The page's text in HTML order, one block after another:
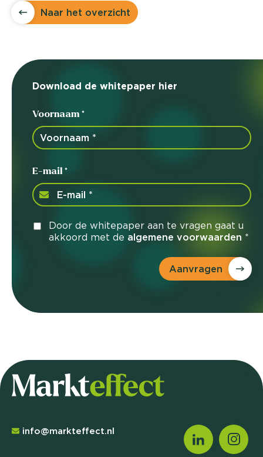
Naar het overzicht
Download de whitepaper hier
Voornaam *
E-mail *
Door de whitepaper aan te vragen gaat u
akkoord met de algemene voorwaarden *
Aanvragen
info@markteffect.nl